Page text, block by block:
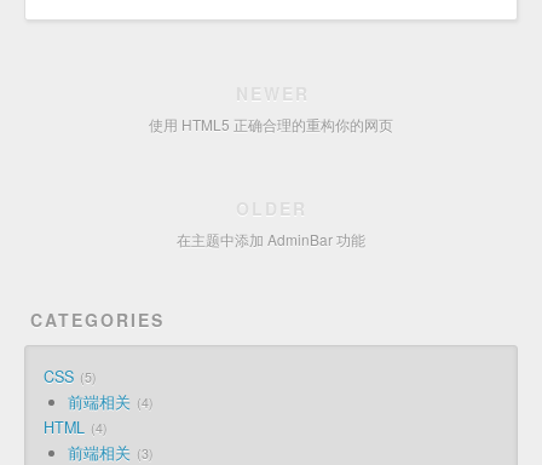
NEWER
使用 HTML5 正确合理的重构你的网页
OLDER
在主题中添加 AdminBar 功能
CATEGORIES
CSS 5
前端相关 4
HTML 4
前端相关 3